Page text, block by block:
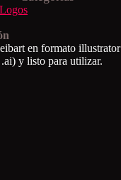
Logos
en formato illustrator
y listo para utilizar.